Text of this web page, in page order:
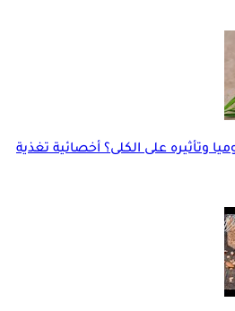
وتأثيره على الكلى؟ أخصائية تغذية